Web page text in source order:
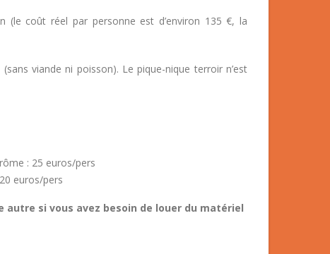
(le coût réel par personne est d’environ 135 €, la
viande ni poisson). Le pique-nique terroir n’est
: 25 euros/pers
euros/pers
si vous avez besoin de louer du matériel